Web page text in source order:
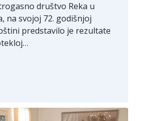
društvo Reka u
na svojoj 72. godišnjoj
predstavilo je rezultate